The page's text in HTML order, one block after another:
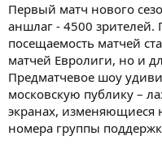
Первый матч нового
аншлаг - 4500 зрителей.
посещаемость матчей
матчей Евролиги, но и
Предматчевое шоу
московскую публику –
экранах, изменяющиеся
номера группы